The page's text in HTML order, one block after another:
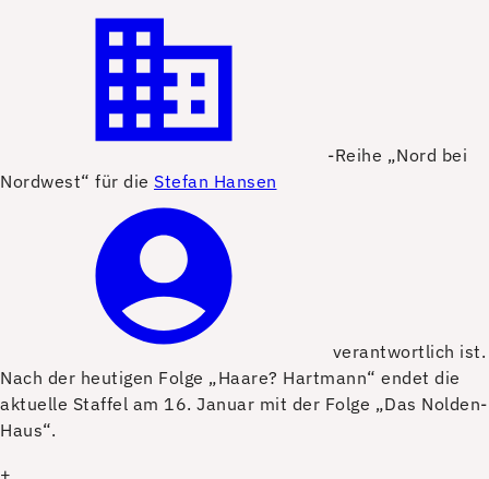
-Reihe „Nord bei
Nordwest“ für die Stefan Hansen
verantwortlich ist.
Nach der heutigen Folge „Haare? Hartmann“ endet die
aktuelle Staffel am 16. Januar mit der Folge „Das Nolden-
Haus“.
+